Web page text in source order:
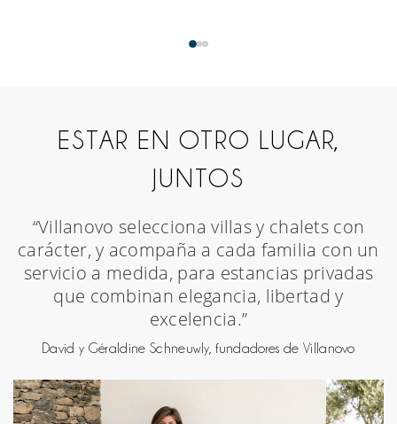
ESTAR EN OTRO LUGAR,
JUNTOS
“Villanovo selecciona villas y chalets con
carácter, y acompaña a cada familia con un
servicio a medida, para estancias privadas
que combinan elegancia, libertad y
excelencia.”
David y Géraldine Schneuwly, fundadores de Villanovo